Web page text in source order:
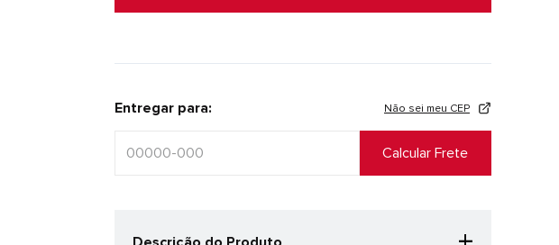
Entregar para: Não sei meu CEP